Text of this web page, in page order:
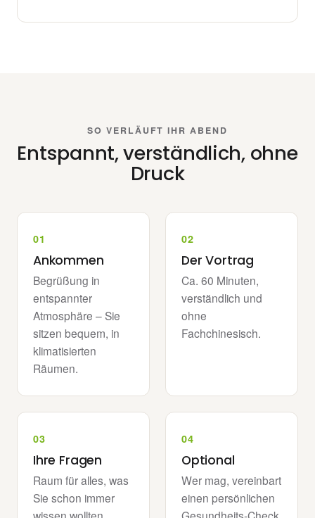
SO VERLÄUFT IHR ABEND
Entspannt, verständlich, ohne
Druck
Ankommen
Begrüßung in
entspannter
Atmosphäre – Sie
sitzen bequem, in
klimatisierten
Räumen.
Der Vortrag
Ca. 60 Minuten,
verständlich und
ohne
Fachchinesisch.
Ihre Fragen
Raum für alles, was
Sie schon immer
Optional
Wer mag, vereinbart
einen persönlichen